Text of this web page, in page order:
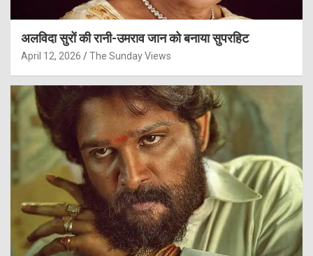
अलविदा सुरों की रानी-उमराव जान को बनाया सुपरहिट
April 12, 2026 The Sunday Views